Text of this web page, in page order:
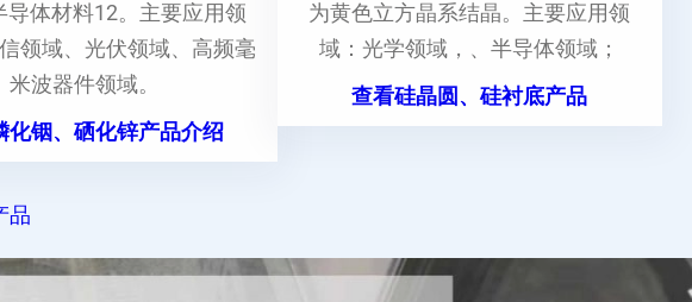
导体材料12。主要应用领
领域、光伏领域、高频毫
米波器件领域。
化铟、硒化锌产品介绍
为黄色立方晶系结晶。主要应用领
域：光学领域，、半导体领域；
查看硅晶圆、硅衬底产品
品